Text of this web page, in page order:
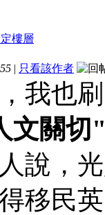
| 只看該作者
我也
文關切
說，
移民